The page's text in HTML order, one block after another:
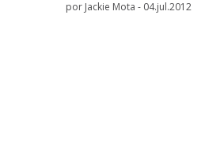
por Jackie Mota - 04.jul.2012